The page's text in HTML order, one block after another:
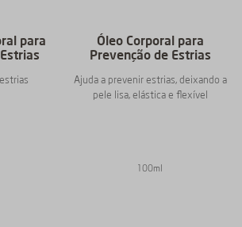
para
Óleo Corporal para
Prevenção de Estrias
Ajuda a prevenir estrias, deixando a
pele lisa, elástica e flexível
100ml